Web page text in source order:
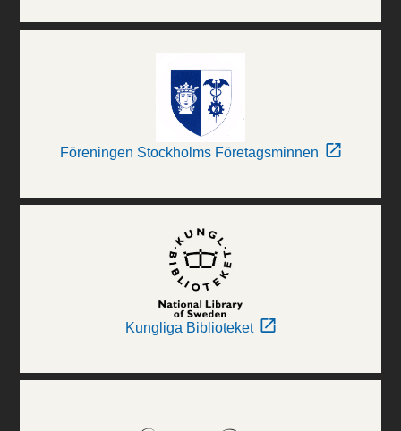
Föreningen Stockholms Företagsminnen
Kungliga Biblioteket